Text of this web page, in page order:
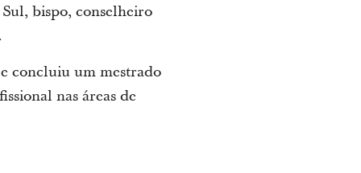
bispo, conselheiro
concluiu um mestrado
nas áreas de